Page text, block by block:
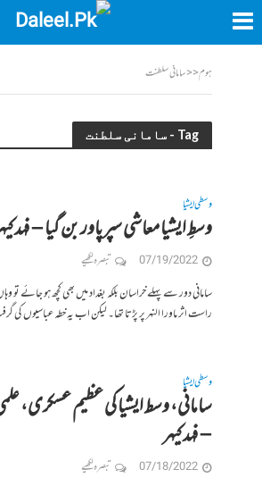
ہوم<<سامانی سلطنت
Tag - سامانی سلطنت
وسطی ایشیا
وسطِ ایشیا معاشی سپر پاور بن گیا – فہد
07/19/2022 تبصرہ لکھیے
سامانی دور سے پہلے خراسان بلکہ بغداد میں بھی کچھ ہو جائے تو
راست اثر ماورا النہر پر پڑتا تھا۔ لیکن اب یہ خطہ عباسیوں
وسطی ایشیا
سامانی، وسط ایشیا کی عظیم عسکری،
– فہد کیہر
07/18/2022 تبصرہ لکھیے